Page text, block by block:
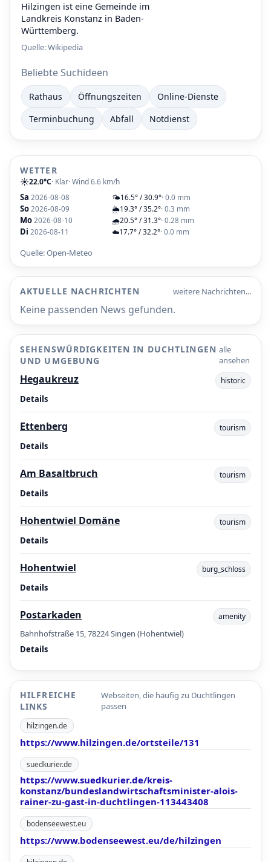
Hilzingen ist eine Gemeinde im
Landkreis Konstanz in Baden-
Württemberg.
Quelle:Wikipedia
Beliebte Suchideen
Rathaus Öffnungszeiten
Online-Dienste
Terminbuchung
Abfall Notdienst
WETTER
☀️22.0°C· Klar· Wind 6.6 km/h
Sa 2026-08-08 🌤️16.5° / 30.9°· 0.0 mm
So 2026-08-09 🌦️19.3° / 35.2°· 0.3 mm
Mo 2026-08-10 🌧️20.5° / 31.3°· 0.28 mm
Di 2026-08-11 ☁️17.7° / 32.2°· 0.0 mm
Quelle: Open-Meteo
AKTUELLE NACHRICHTEN weitere Nachrichten...
Keine passenden News gefunden.
SEHENSWÜRDIGKEITEN IN DUCHTLINGEN
UND UMGEBUNG
alle
ansehen
Hegaukreuz historic
Details
Ettenberg tourism
Details
Am Basaltbruch tourism
Details
Hohentwiel Domäne tourism
Details
Hohentwiel burg_schloss
Details
Postarkaden amenity
Bahnhofstraße 15, 78224 Singen (Hohentwiel)
Details
HILFREICHE
LINKS
Webseiten, die häufig zu Duchtlingen
passen
hilzingen.de
https://www.hilzingen.de/ortsteile/131
suedkurier.de
https://www.suedkurier.de/kreis-
konstanz/bundeslandwirtschaftsminister-alois-
rainer-zu-gast-in-duchtlingen-113443408
bodenseewest.eu
https://www.bodenseewest.eu/de/hilzingen